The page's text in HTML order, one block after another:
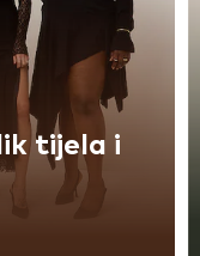
tijela i